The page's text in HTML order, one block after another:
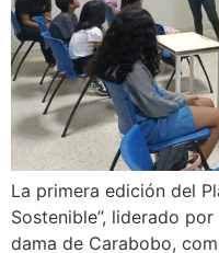
La primera edición del
Sostenible”, liderado
dama de Carabobo,